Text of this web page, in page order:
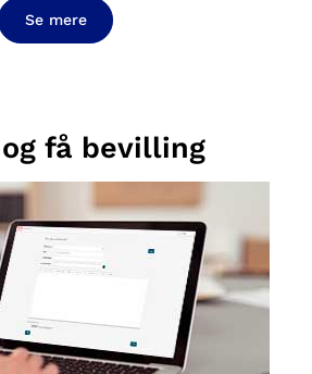
Se mere
få bevilling